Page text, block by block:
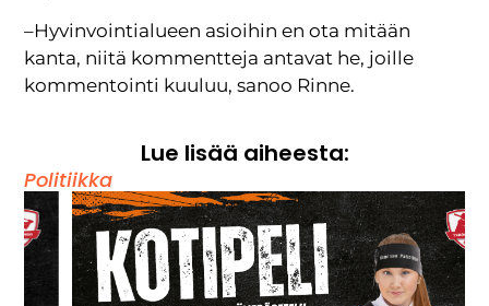
–Hyvinvointialueen asioihin en ota mitään
kanta, niitä kommentteja antavat he, joille
kommentointi kuuluu, sanoo Rinne.
Lue lisää aiheesta:
Politiikka